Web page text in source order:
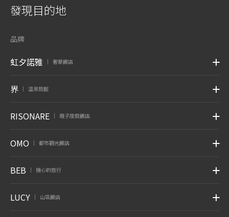
發現目的地
品牌
虹夕諾雅 奢華飯店
界 溫泉旅館
RISONARE 親子度假飯店
OMO 都市觀光飯店
BEB 随心的旅行
LUCY 山區飯店